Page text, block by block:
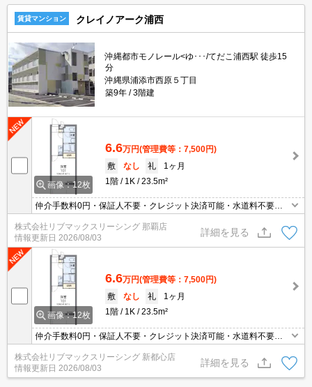
賃貸マンション クレイノアーク浦西
沖縄都市モノレール<ゆ･･･/てだこ浦西駅 徒歩15
分
沖縄県浦添市西原５丁目
築9年
3階建
画像：12枚
6.6万円(管理費等：7,500円)
敷
なし 礼
1ヶ月
1階
1K 23.5m²
仲介手数料0円・保証人不要・クレジット決済可能・水道料不要・
人気の家具家電付き物件です(^^)/
株式会社リブマックスリーシング 那覇店
情報更新日 2026/08/03
詳細を見る
画像：12枚
6.6万円(管理費等：7,500円)
敷
なし 礼
1ヶ月
1階
1K 23.5m²
仲介手数料0円・保証人不要・クレジット決済可能・水道料不要・
人気の家具家電付き物件です(^^)/
株式会社リブマックスリーシング 新都心店
情報更新日 2026/08/03
詳細を見る